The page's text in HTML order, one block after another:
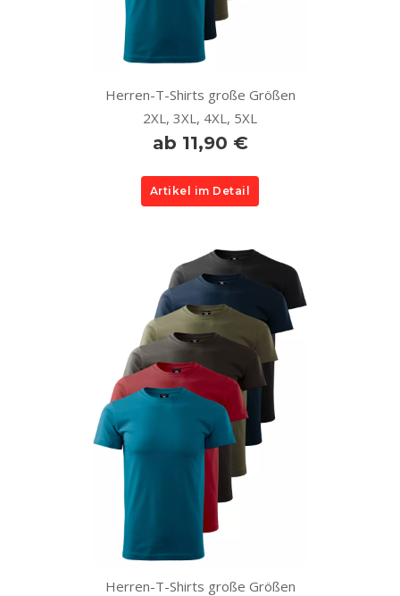
Herren-T-Shirts große Größen
2XL, 3XL, 4XL, 5XL
ab 11,90 €
Artikel im Detail
Herren-T-Shirts große Größen